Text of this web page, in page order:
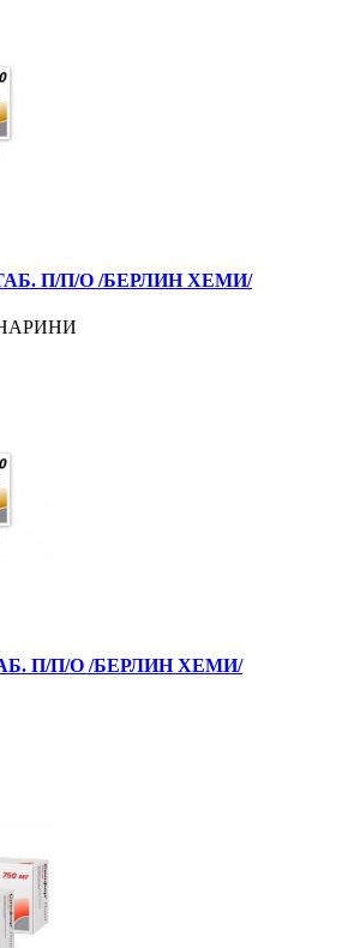
П/П/О /БЕРЛИН ХЕМИ/
П/П/О /БЕРЛИН ХЕМИ/